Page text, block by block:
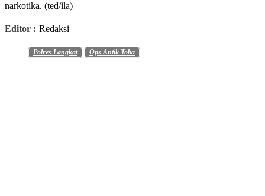
narkotika. (ted/ila)
Editor : Redaksi
Polres Langkat Ops Antik Toba